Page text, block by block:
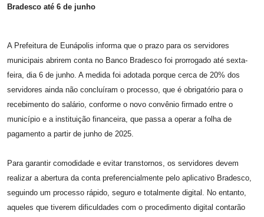
Bradesco até 6 de junho
A Prefeitura de Eunápolis informa que o prazo para os servidores
municipais abrirem conta no Banco Bradesco foi prorrogado até sexta-
feira, dia 6 de junho. A medida foi adotada porque cerca de 20% dos
servidores ainda não concluíram o processo, que é obrigatório para o
recebimento do salário, conforme o novo convênio firmado entre o
município e a instituição financeira, que passa a operar a folha de
pagamento a partir de junho de 2025.
Para garantir comodidade e evitar transtornos, os servidores devem
realizar a abertura da conta preferencialmente pelo aplicativo Bradesco,
seguindo um processo rápido, seguro e totalmente digital. No entanto,
aqueles que tiverem dificuldades com o procedimento digital contarão